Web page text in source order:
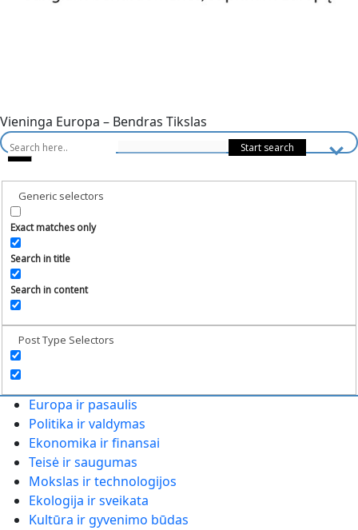
Vieninga Europa – Bendras Tikslas
Generic selectors
Exact matches only
Search in title
Search in content
Post Type Selectors
Europa ir pasaulis
Politika ir valdymas
Ekonomika ir finansai
Teisė ir saugumas
Mokslas ir technologijos
Ekologija ir sveikata
Kultūra ir gyvenimo būdas